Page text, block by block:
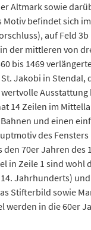
Altmark sowie
befindet sich
auf Feld
der mittleren von
bis 1469
Jakobi in Stendal,
Ausstattung
14 Zeilen im
und einen
des
den 70er Jahren des
in Zeile 1 sind wohl
Jahrhunderts)
Stifterbild sowie
werden in die 60er